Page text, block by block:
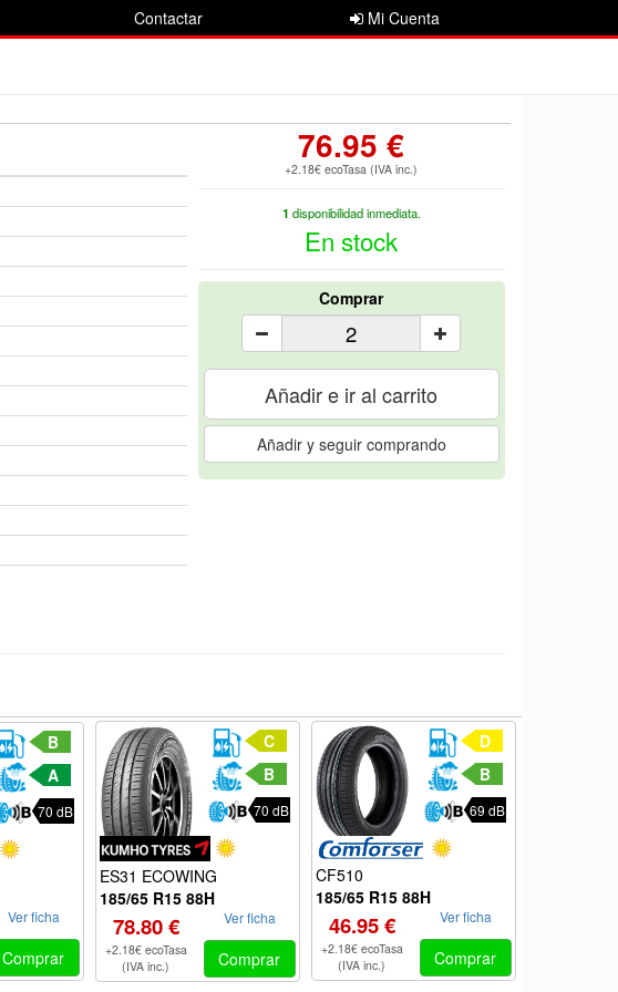
Contactar Mi Cuenta
76.95 €
+2.18€ ecoTasa (IVA inc.)
1 disponibilidad inmediata.
En stock
Comprar
Añadir e ir al carrito
Añadir y seguir comprando
B
A
70 dB
Ver ficha
Comprar
C
B
70 dB
ES31 ECOWING
185/65 R15 88H
78.80 €
+2.18€ ecoTasa
(IVA inc.)
Ver ficha
Comprar
D
B
69 dB
CF510
185/65 R15 88H
46.95 €
+2.18€ ecoTasa
(IVA inc.)
Ver ficha
Comprar